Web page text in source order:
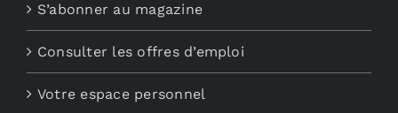
S’abonner au magazine
Consulter les offres d’emploi
Votre espace personnel